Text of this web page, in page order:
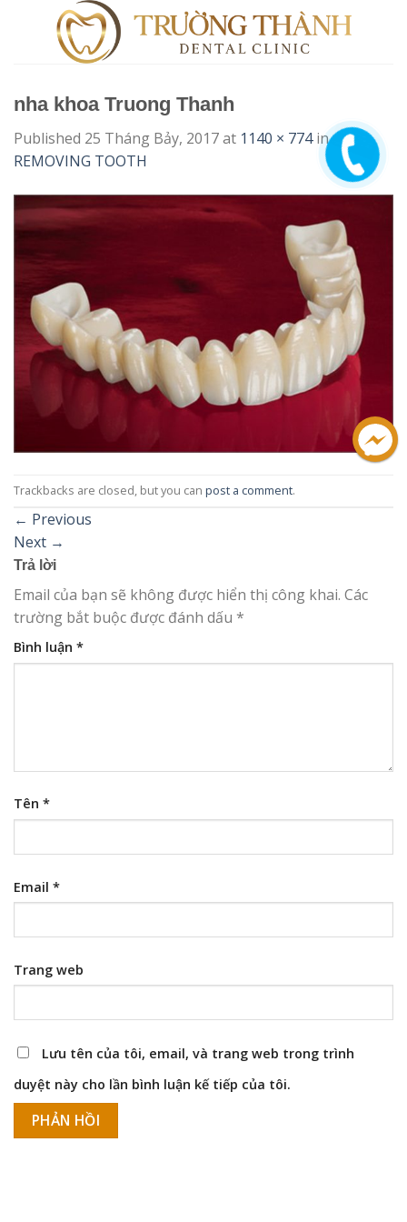
nha khoa Truong Thanh
Published 25 Tháng Bảy, 2017at 1140 × 774in
REMOVING TOOTH
Trackbacks are closed, but you can post a comment.
← Previous
Next →
Trả lời
Email của bạn sẽ không được hiển thị công khai. Các
trường bắt buộc được đánh dấu *
Bình luận *
Tên *
Email *
Trang web
Lưu tên của tôi, email, và trang web trong trình
duyệt này cho lần bình luận kế tiếp của tôi.